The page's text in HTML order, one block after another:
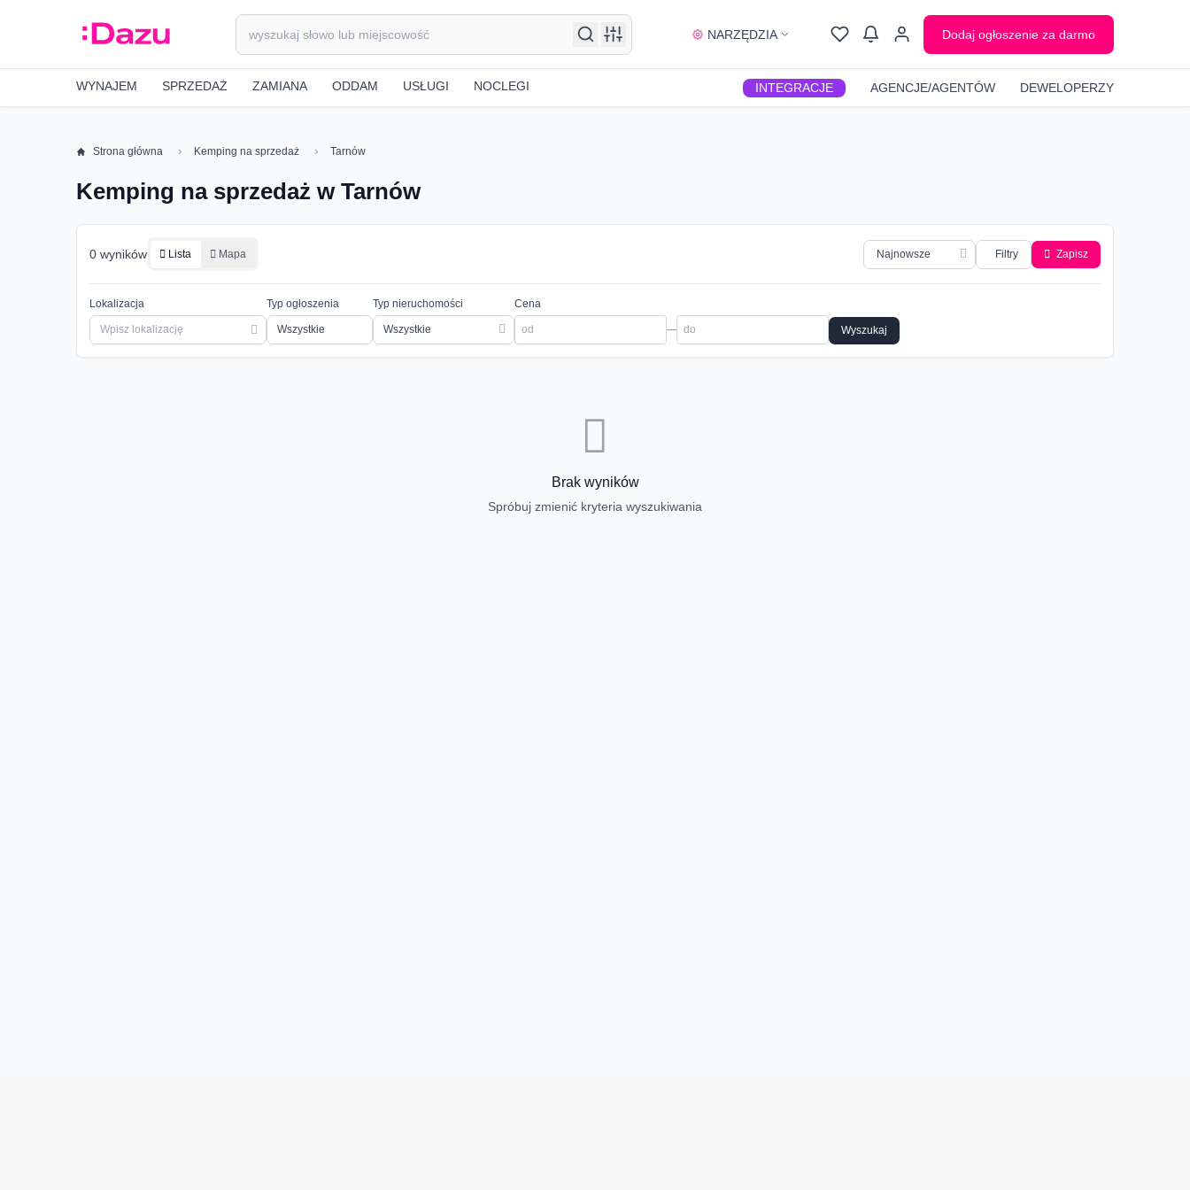
NARZĘDZIA Dodaj ogłoszenie za darmo
WYNAJEM SPRZEDAŻ ZAMIANA ODDAM USŁUGI NOCLEGI INTEGRACJE AGENCJE/AGENTÓW DEWELOPERZY
Strona główna Kemping na sprzedaż Tarnów
Kemping na sprzedaż w Tarnów
0 wyników Lista Mapa Filtry Zapisz
Lokalizacja Typ ogłoszenia Typ nieruchomości
Wszystkie
Cena
— Wyszukaj
Brak wyników
Spróbuj zmienić kryteria wyszukiwania